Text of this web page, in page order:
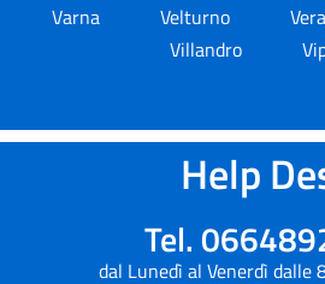
Varna
Velturno
Villandro
Help
Tel.
dal Lunedì al Venerdì dalle